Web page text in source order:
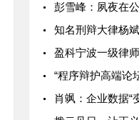
彭雪峰：夙夜在公，
知名刑辩大律杨斌：昌法
盈科宁波一级律师张民元：
“程序辩护高端论
肖飒：企业数据“变现”，